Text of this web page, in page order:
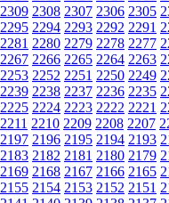
2309 2308 2307 2306 2305
2295 2294 2293 2292 2291
2281 2280 2279 2278 2277
2267 2266 2265 2264 2263
2253 2252 2251 2250 2249
2239 2238 2237 2236 2235
2225 2224 2223 2222 2221
2211 2210 2209 2208 2207
2197 2196 2195 2194 2193
2183 2182 2181 2180 2179
2169 2168 2167 2166 2165
2155 2154 2153 2152 2151